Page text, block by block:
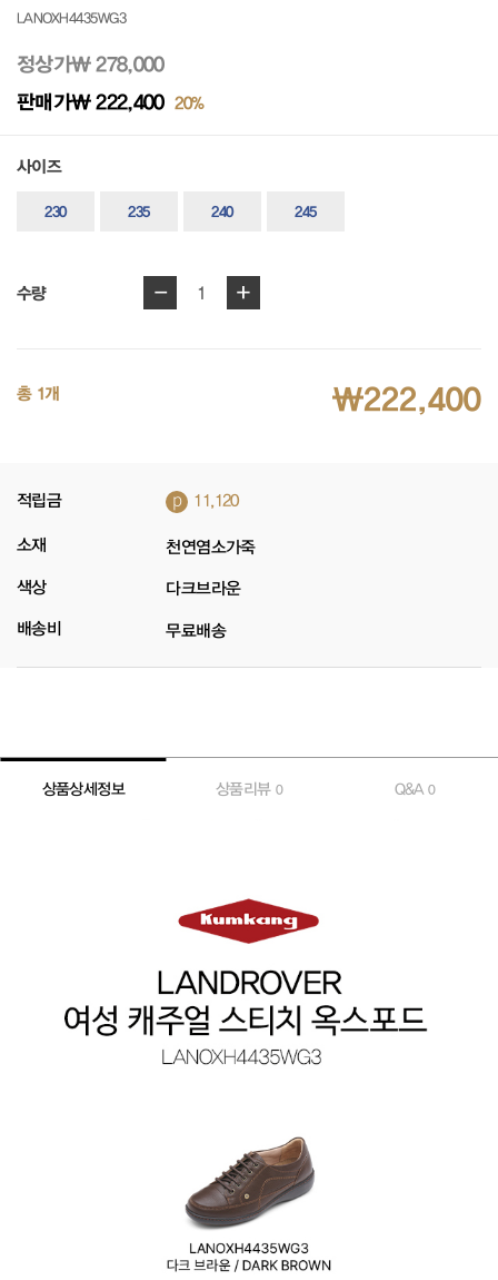
LANOXH4435WG3
정상가₩ 278,000
판매가₩ 222,400 20%
사이즈
230 235 240 245
수량 - 1 +
총 1개 ₩222,400
적립금 p 11,120
소재 천연염소가죽
색상 다크브라운
배송비 무료배송
상품상세정보 상품리뷰 0 Q&A0